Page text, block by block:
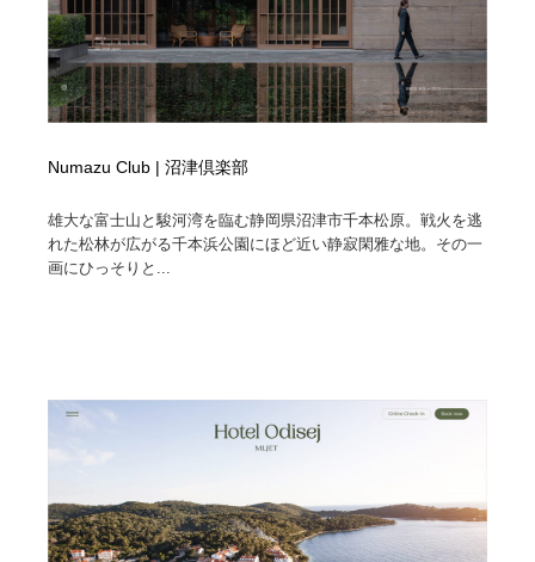
Numazu Club | 沼津倶楽部
雄大な富士山と駿河湾を臨む静岡県沼津市千本松原。戦火を逃
れた松林が広がる千本浜公園にほど近い静寂閑雅な地。その一
画にひっそりと...